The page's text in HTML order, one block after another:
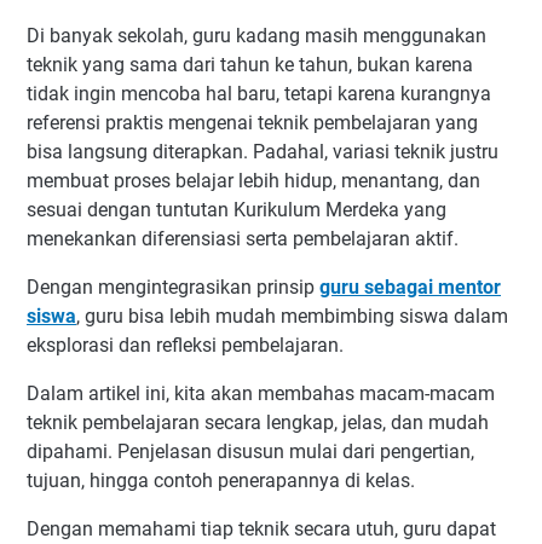
Di banyak sekolah, guru kadang masih menggunakan
teknik yang sama dari tahun ke tahun, bukan karena
tidak ingin mencoba hal baru, tetapi karena kurangnya
referensi praktis mengenai teknik pembelajaran yang
bisa langsung diterapkan. Padahal, variasi teknik justru
membuat proses belajar lebih hidup, menantang, dan
sesuai dengan tuntutan Kurikulum Merdeka yang
menekankan diferensiasi serta pembelajaran aktif.
Dengan mengintegrasikan prinsip guru sebagai mentor
siswa, guru bisa lebih mudah membimbing siswa dalam
eksplorasi dan refleksi pembelajaran.
Dalam artikel ini, kita akan membahas macam-macam
teknik pembelajaran secara lengkap, jelas, dan mudah
dipahami. Penjelasan disusun mulai dari pengertian,
tujuan, hingga contoh penerapannya di kelas.
Dengan memahami tiap teknik secara utuh, guru dapat